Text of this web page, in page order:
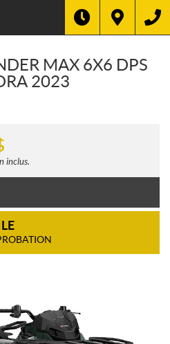
MAX 6X6 DPS
2023
inclus.